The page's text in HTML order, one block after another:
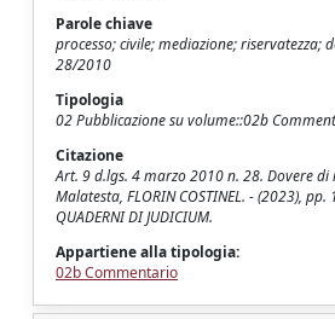
Parole chiave
processo; civile; mediazione; riservatezza;
28/2010
Tipologia
02 Pubblicazione su volume::02b
Citazione
Art. 9 d.lgs. 4 marzo 2010 n. 28. Dovere di
Malatesta, FLORIN COSTINEL. - (2023),
QUADERNI DI JUDICIUM.
Appartiene alla tipologia:
02b Commentario